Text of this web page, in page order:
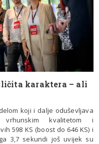
karaktera – ali
koji i dalje oduševljava
vrhunskim kvalitetom i
598 KS (boost do 646 KS) i
3,7 sekundi još uvijek su